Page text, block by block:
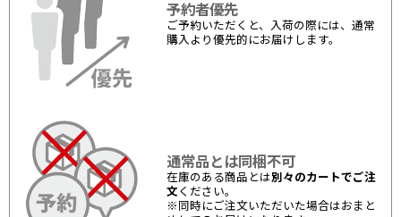
予約者優先
ご予約いただくと、入荷の際には、通常
購入より優先的にお届けします。
通常品とは同梱不可
在庫のある商品とは別々のカートでご注
文 ください。
※同時にご注文いただいた場合はおまと